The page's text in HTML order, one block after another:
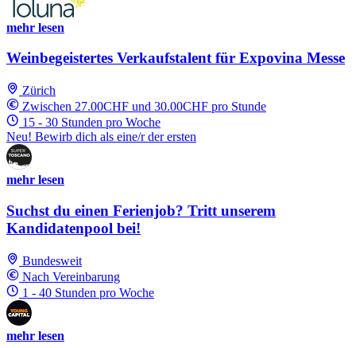
mehr lesen
Weinbegeistertes Verkaufstalent für Expovina Messe
Zürich
Zwischen 27.00CHF und 30.00CHF pro Stunde
15 - 30 Stunden pro Woche
Neu! Bewirb dich als eine/r der ersten
mehr lesen
Suchst du einen Ferienjob? Tritt unserem
Kandidatenpool bei!
Bundesweit
Nach Vereinbarung
1 - 40 Stunden pro Woche
mehr lesen